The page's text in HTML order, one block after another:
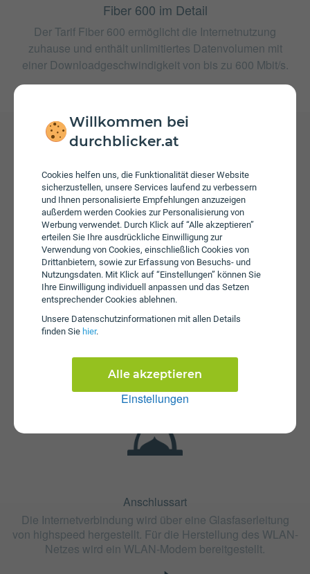
Willkommen bei
durchblicker.at
Cookies helfen uns, die Funktionalität dieser Website
sicherzustellen, unsere Services laufend zu verbessern
und Ihnen personalisierte Empfehlungen anzuzeigen
außerdem werden Cookies zur Personalisierung von
Werbung verwendet. Durch Klick auf “Alle akzeptieren”
erteilen Sie Ihre ausdrückliche Einwilligung zur
Verwendung von Cookies, einschließlich Cookies von
Drittanbietern, sowie zur Erfassung von Besuchs- und
Nutzungsdaten. Mit Klick auf “Einstellungen” können Sie
Ihre Einwilligung individuell anpassen und das Setzen
entsprechender Cookies ablehnen.
Unsere Daten­schutz­informationen mit allen Details
finden Sie hier.
Einstellungen
Alle akzeptieren
Fiber 600 im Detail
Der Tarif Fiber 600 ermöglicht die Internetnutzung
zuhause und enthält unlimitiertes Datenvolumen mit
einer Downloadgeschwindigkeit von bis zu 600 Mbit/s.
weitere Tarife von highspeed
Beim Tarif Fiber 600 fallen monatliche Gebühren von €
51,99 an. Weiters fallen einmalige Gebühren von bis zu €
99,00 an.
Fristen
Kündigungsfrist beträgt 1 Monat.
Anschlussart
Die Internetverbindung wird über eine Glasfaserleitung
von highspeed hergestellt. Für die Herstellung des WLAN-
Netzes wird ein WLAN-Modem bereitgestellt.